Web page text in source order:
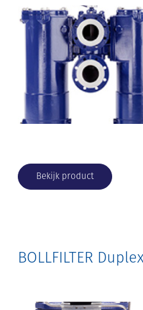
Bekijk product
BOLLFILTER